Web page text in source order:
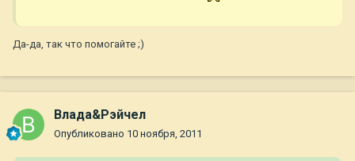
Да-да, так что помогайте ;)
Влада&Рэйчел
Опубликовано 10 ноября, 2011